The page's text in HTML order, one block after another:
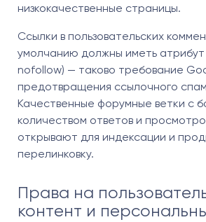
низкокачественные страницы.
Ссылки в пользовательских
умолчанию должны иметь атрибут
nofollow) — таково требование
предотвращения ссылочного
Качественные форумные ветки с
количеством ответов и
открывают для индексации и
перелинковку.
Права на
контент и